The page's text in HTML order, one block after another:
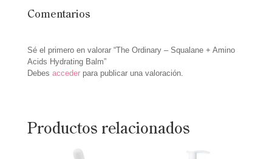
Comentarios
Sé el primero en valorar “The Ordinary – Squalane + Amino
Acids Hydrating Balm”
Debes accederpara publicar una valoración.
Productos relacionados